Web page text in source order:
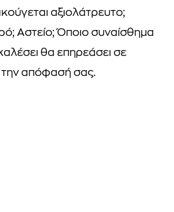
αξιολάτρευτο;
Αστείο; Όποιο συναίσθημα
θα επηρεάσει σε
απόφασή σας.